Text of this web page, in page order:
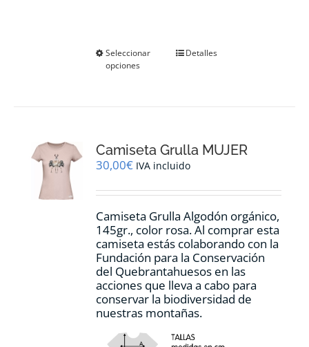
Seleccionar
opciones
Este
se
pueden
en
página
de
producto
Detalles
Camiseta Grulla MUJER
30,00€ IVA incluido
Camiseta Grulla Algodón orgánico,
145gr., color rosa. Al comprar esta
camiseta estás colaborando con la
Fundación para la Conservación
del Quebrantahuesos en las
acciones que lleva a cabo para
conservar la biodiversidad de
nuestras montañas.